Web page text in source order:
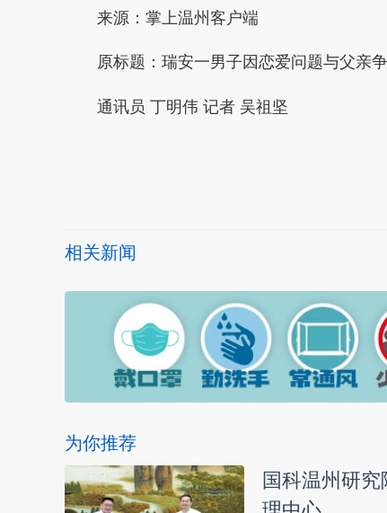
来源：掌上温州客户端
原标题：瑞安一男子因恋爱问题与父亲
通讯员 丁明伟 记者 吴祖坚
相关新闻
为你推荐
国科温州研